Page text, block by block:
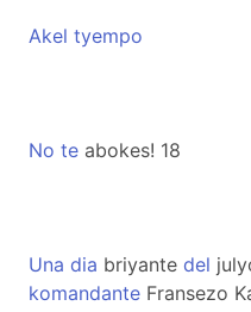
Akel tyempo
No te abokes! 18
Una dia briyante del
komandante Fransezo